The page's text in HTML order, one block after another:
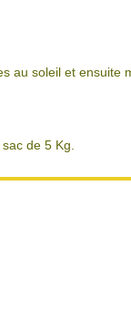
au soleil et ensuite
de 5 Kg.